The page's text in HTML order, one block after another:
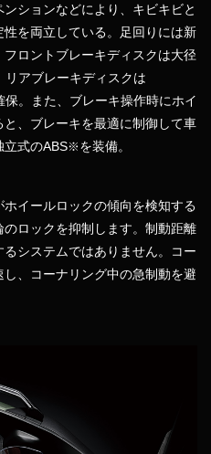
ションなどにより、キビキビと
を両立している。足回りには新
ロントブレーキディスクは大径
アブレーキディスクは
。また、ブレーキ操作時にホイ
、ブレーキを最適に制御して車
立式のABS※ を装備。
イールロックの傾向を検知する
ロックを抑制します。制動距離
システムではありません。コー
、コーナリング中の急制動を避